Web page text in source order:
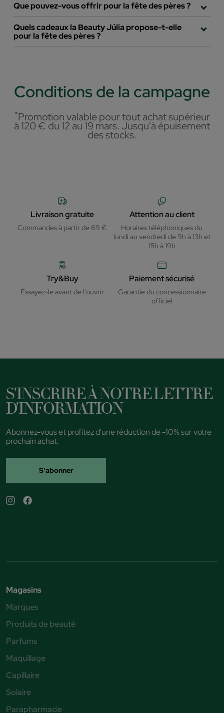
Que pouvez-vous offrir pour la fête des pères ?
Quels cadeaux la Beauty Júlia propose-t-elle
pour la fête des pères ?
Conditions de la campagne
*Promotion valable pour tout achat supérieur
à 120 € du 12 au 19 mars. Jusqu'à épuisement
des stocks.
Livraison gratuite
Commandes à partir de 69 €
Attention au client
Horaires téléphoniques du
lundi au vendredi de 9h à 13h et
15h à 19h
Try&Buy
Essayez-le avant de l'ouvrir
Paiement sécurisé
Garantie du concessionnaire
officiel
S'INSCRIRE À NOTRE LETTRE
D'INFORMATION
Abonnez-vous et profitez d'une réduction de -10% sur votre
prochain achat.
S'abonner
Magasins
Marques
Produits de beauté
Parfums
Maquillage
Capillaire
Solaire
Parapharmacie